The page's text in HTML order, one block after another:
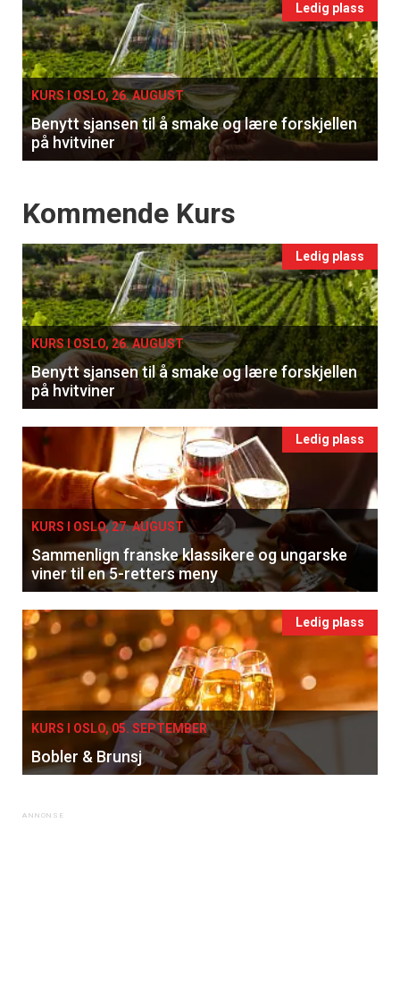
Events
single
Ledig plass
KURS I OSLO, 26. AUGUST
Benytt sjansen til å smake og lære forskjellen
på hvitviner
Events
Kommende Kurs
Ledig plass
KURS I OSLO, 26. AUGUST
Benytt sjansen til å smake og lære forskjellen
på hvitviner
Ledig plass
KURS I OSLO, 27. AUGUST
Sammenlign franske klassikere og ungarske
viner til en 5-retters meny
Ledig plass
KURS I OSLO, 05. SEPTEMBER
Bobler & Brunsj